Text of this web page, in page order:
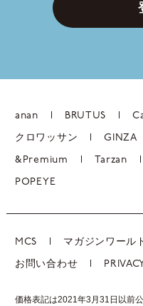
anan BRUTUS
クロワッサン GINZA
&Premium Tarzan
POPEYE
MCS マガジンワール
お問い合わせ
価格表記は2021年3月31日以前